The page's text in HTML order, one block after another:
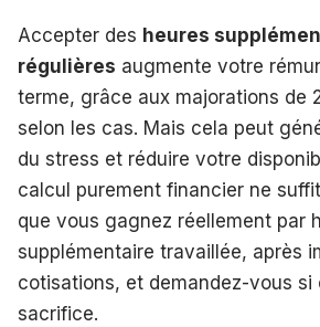
Accepter des heures
régulières augmente votre
terme, grâce aux majorations de
selon les cas. Mais cela peut
du stress et réduire votre
calcul purement financier ne
que vous gagnez réellement par
supplémentaire travaillée, après
cotisations, et demandez-vous si
sacrifice.